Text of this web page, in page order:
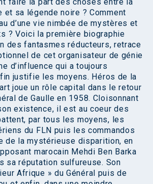
et sa légende noire ? Comment
d’une vie nimbée de mystères et
? Voici la première biographie
des fantasmes réducteurs, retrace
de cet organisateur de génie
d’influence qui a toujours
justifie les moyens. Héros de la
joue un rôle capital dans le retour
de Gaulle en 1958. Cloisonnant
existence, il est au coeur des
par tous les moyens, les
du FLN puis les commandos
de la mystérieuse disparition, en
marocain Mehdi Ben Barka
sa réputation sulfureuse. Son
Afrique » du Général puis de